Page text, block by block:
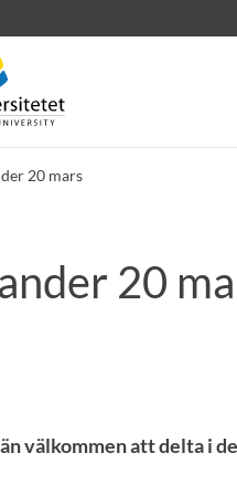
20 mars
20
välkommen att delta i